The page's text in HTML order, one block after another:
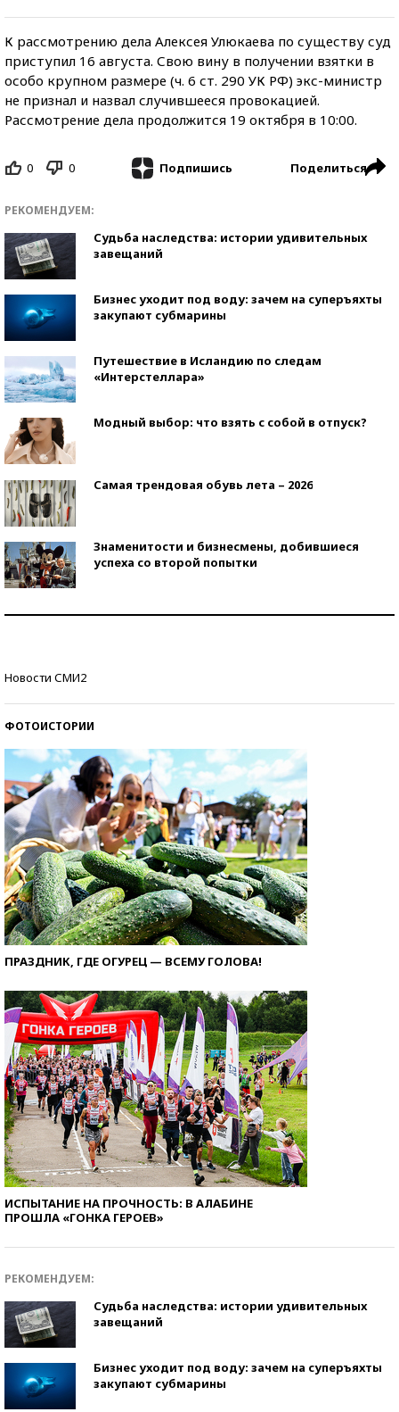
К рассмотрению дела Алексея Улюкаева по существу суд
приступил 16 августа. Свою вину в получении взятки в
особо крупном размере (ч. 6 ст. 290 УК РФ) экс-министр
не признал и назвал случившееся провокацией.
Рассмотрение дела продолжится 19 октября в 10:00.
0 0 Подпишись Поделиться
РЕКОМЕНДУЕМ:
Судьба наследства: истории удивительных
завещаний
Бизнес уходит под воду: зачем на суперъяхты
закупают субмарины
Путешествие в Исландию по следам
«Интерстеллара»
Модный выбор: что взять с собой в отпуск?
Самая трендовая обувь лета – 2026
Знаменитости и бизнесмены, добившиеся
успеха со второй попытки
Новости СМИ2
ФОТОИСТОРИИ
ПРАЗДНИК, ГДЕ ОГУРЕЦ — ВСЕМУ ГОЛОВА!
ИСПЫТАНИЕ НА ПРОЧНОСТЬ: В АЛАБИНЕ
ПРОШЛА «ГОНКА ГЕРОЕВ»
РЕКОМЕНДУЕМ:
Судьба наследства: истории удивительных
завещаний
Бизнес уходит под воду: зачем на суперъяхты
закупают субмарины